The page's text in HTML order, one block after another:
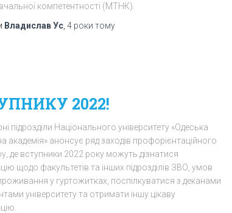
компетентності (МТНК).
Владислав Ус 4 роки тому
2022!
підрозділи Національного університету «Одеська
академія» анонсує ряд заходів профорієнтаційного
де вступники 2022 року можуть дізнатися
щодо факультетів та інших підрозділів ЗВО, умов
у гуртожитках, поспілкуватися з деканами
університету та отримати іншу цікаву